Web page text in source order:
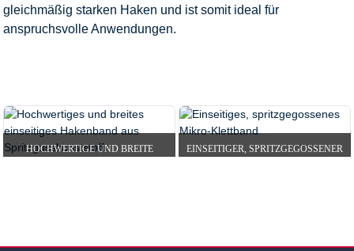
HEIM PRODUKTE
KLETTBAND
gleichmäßig starken Haken und ist somit ideal für
anspruchsvolle Anwendungen.
HOCHWERTIGE UND BREITE EINSEITIGER, SPRITZGEGOSSENER